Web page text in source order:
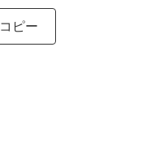
コピー